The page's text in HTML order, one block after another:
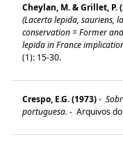
Cheylan, M. & Grillet, P.
(Lacerta lepida, sauriens,
conservation = Former
lepida in France
(1): 15-30.
Crespo, E.G. (1973)-
portuguesa. - Arquivos